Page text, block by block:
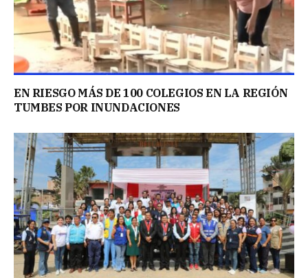
EN RIESGO MÁS DE 100 COLEGIOS EN LA REGIÓN
TUMBES POR INUNDACIONES